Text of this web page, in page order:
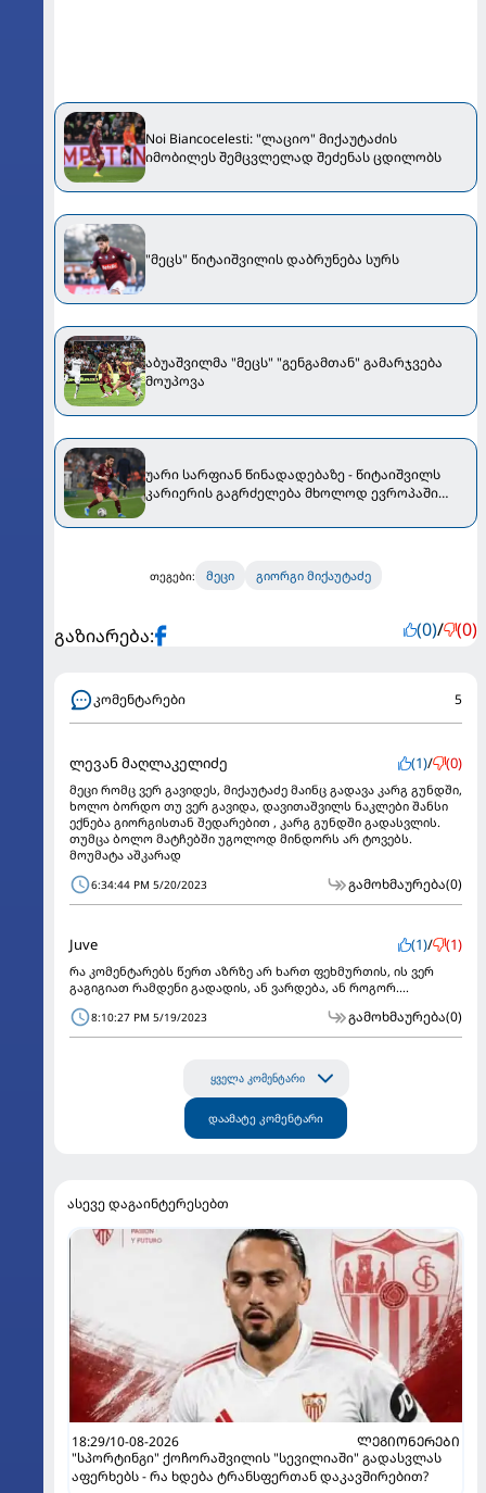
Noi Biancocelesti: "ლაციო" მიქაუტაძის
იმობილეს შემცვლელად შეძენას ცდილობს
"მეცს" წიტაიშვილის დაბრუნება სურს
აბუაშვილმა "მეცს" "გენგამთან" გამარჯვება
მოუპოვა
უარი სარფიან წინადადებაზე - წიტაიშვილს
კარიერის გაგრძელება მხოლოდ ევროპაში
თეგები: მეცი გიორგი მიქაუტაძე
გაზიარება: (0)/ (0)
კომენტარები 5
ლევან მაღლაკელიძე (1)/ (0)
მეცი რომც ვერ გავიდეს, მიქაუტაძე მაინც გადავა კარგ გუნდში,
ხოლო ბორდო თუ ვერ გავიდა, დავითაშვილს ნაკლები შანსი
ექნება გიორგისთან შედარებით , კარგ გუნდში გადასვლის.
თუმცა ბოლო მატჩებში უგოლოდ მინდორს არ ტოვებს.
მოუმატა აშკარად
6:34:44 PM 5/20/2023 გამოხმაურება(0)
Juve (1)/ (1)
რა კომენტარებს წერთ აზრზე არ ხართ ფეხმურთის, ის ვერ
გაგიგიათ რამდენი გადადის, ან ვარდება, ან როგორ....
8:10:27 PM 5/19/2023 გამოხმაურება(0)
ყველა კომენტარი
დაამატე კომენტარი
ასევე დაგაინტერესებთ
18:29/10-08-2026
ᲚᲔᲒᲘᲝᲜᲔᲠᲔᲑᲘ
"სპორტინგი" ქოჩორაშვილის "სევილიაში" გადასვლას
აფერხებს - რა ხდება ტრანსფერთან დაკავშირებით?